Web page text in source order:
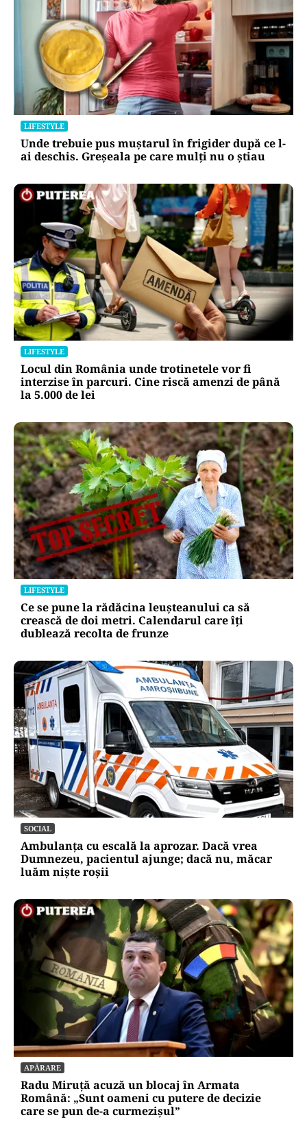
LIFESTYLE
Unde trebuie pus muștarul în frigider după ce l-
ai deschis. Greșeala pe care mulți nu o știau
LIFESTYLE
Locul din România unde trotinetele vor fi
interzise în parcuri. Cine riscă amenzi de până
la 5.000 de lei
LIFESTYLE
Ce se pune la rădăcina leușteanului ca să
crească de doi metri. Calendarul care îți
dublează recolta de frunze
SOCIAL
Ambulanța cu escală la aprozar. Dacă vrea
Dumnezeu, pacientul ajunge; dacă nu, măcar
luăm niște roșii
APĂRARE
Radu Miruță acuză un blocaj în Armata
Română: „Sunt oameni cu putere de decizie
care se pun de-a curmezișul”